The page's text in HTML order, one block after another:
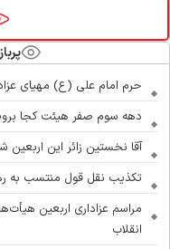
حرم امام علی (ع) مهیای
دهه سوم صفر هیئت کجا
آقا نخستین زائر این اربعین
تکذیب نقل قول منتسب به
مراسم عزاداری اربعین
انقلاب